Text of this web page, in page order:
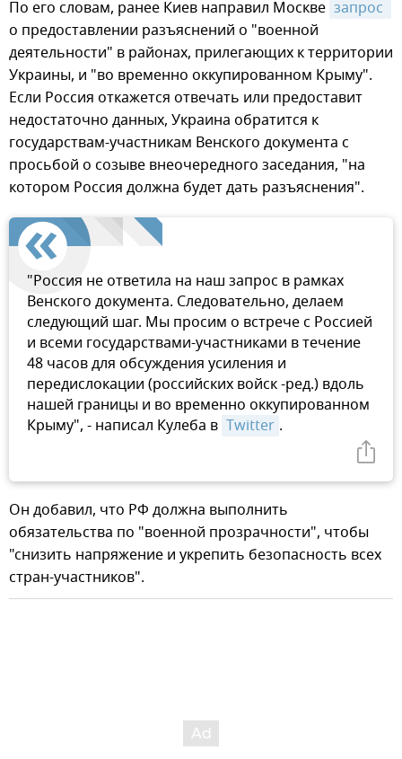
По его словам, ранее Киев направил Москве
о предоставлении разъяснений о "военной
деятельности" в районах, прилегающих к территории
Украины, и "во временно оккупированном Крыму".
Если Россия откажется отвечать или предоставит
недостаточно данных, Украина обратится к
государствам-участникам Венского документа с
просьбой о созыве внеочередного заседания, "на
котором Россия должна будет дать разъяснения".
"Россия не ответила на наш запрос в рамках
Венского документа. Следовательно, делаем
следующий шаг. Мы просим о встрече с Россией
и всеми государствами-участниками в течение
48 часов для обсуждения усиления и
передислокации (российских войск -ред.) вдоль
нашей границы и во временно оккупированном
Крыму", - написал Кулеба в Twitter .
Он добавил, что РФ должна выполнить
обязательства по "военной прозрачности", чтобы
"снизить напряжение и укрепить безопасность всех
стран-участников".